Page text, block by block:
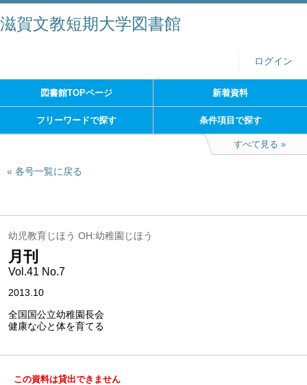
滋賀文教短期大学図書館
ログイン
図書館TOPページ 新着資料
フリーワードで探す 条件項目で探す
すべて見る
各号一覧に戻る
幼児教育じほう OH:幼稚園じほう
月刊
Vol.41 No.7
2013.10
全国国公立幼稚園長会
健康な心と体を育てる
この資料は貸出できません